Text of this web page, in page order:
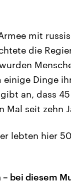
mit
die
einige Dinge
an, dass
Mal seit zehn
lebten hier
bei diesem